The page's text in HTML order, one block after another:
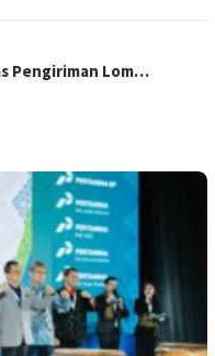
Pengiriman Lom…